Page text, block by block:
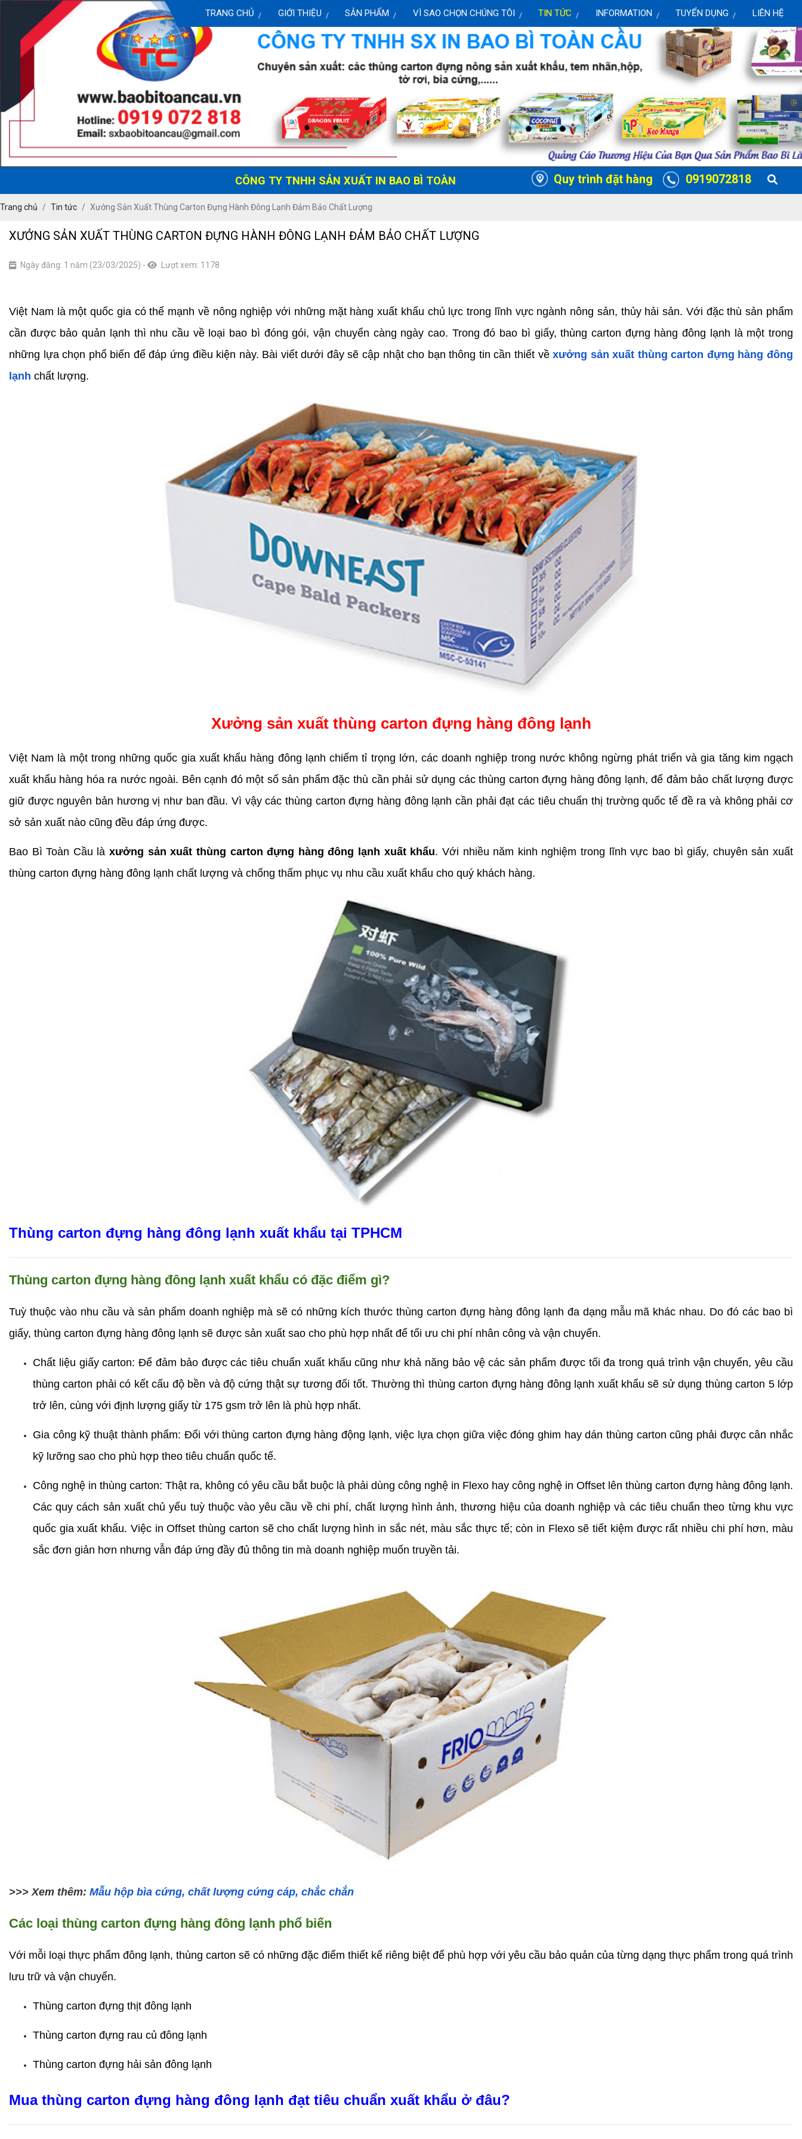
CÔNG TY TNHH SẢN XUẤT IN BAO BÌ TOÀN CẦU - HOTLINE: 0919 072 818Quy trình đặt hàng 0919072818
TRANG CHỦ GIỚI THIỆU SẢN PHẨM VÌ SAO CHỌN CHÚNG TÔI TIN TỨC INFORMATION TUYỂN DỤNG LIÊN HỆ
Trang chủ Tin tức Xưởng Sản Xuất Thùng Carton Đựng Hành Đông Lạnh Đảm Bảo Chất Lượng
XƯỞNG SẢN XUẤT THÙNG CARTON ĐỰNG HÀNH ĐÔNG LẠNH ĐẢM BẢO CHẤT LƯỢNG
Ngày đăng: 1 năm (23/03/2025) - Lượt xem: 1178
Việt Nam là một quốc gia có thế mạnh về nông nghiệp với những mặt hàng xuất khẩu chủ lực trong lĩnh vực ngành nông sản, thủy hải sản. Với đặc thù sản phẩm
cần được bảo quản lạnh thì nhu cầu về loại bao bì đóng gói, vận chuyển càng ngày cao. Trong đó bao bì giấy, thùng carton đựng hàng đông lạnh là một trong
những lựa chọn phổ biến để đáp ứng điều kiện này. Bài viết dưới đây sẽ cập nhật cho bạn thông tin cần thiết về xưởng sản xuất thùng carton đựng hàng đông
lạnh chất lượng.
Xưởng sản xuất thùng carton đựng hàng đông lạnh
Việt Nam là một trong những quốc gia xuất khẩu hàng đông lạnh chiếm tỉ trọng lớn, các doanh nghiệp trong nước không ngừng phát triển và gia tăng kim ngạch
xuất khẩu hàng hóa ra nước ngoài. Bên cạnh đó một số sản phẩm đặc thù cần phải sử dụng các thùng carton đựng hàng đông lạnh, để đảm bảo chất lượng được
giữ được nguyên bản hương vị như ban đầu. Vì vậy các thùng carton đựng hàng đông lạnh cần phải đạt các tiêu chuẩn thị trường quốc tế đề ra và không phải cơ
sở sản xuất nào cũng đều đáp ứng được.
Bao Bì Toàn Cầu là xưởng sản xuất thùng carton đựng hàng đông lạnh xuất khẩu. Với nhiều năm kinh nghiệm trong lĩnh vực bao bì giấy, chuyên sản xuất
thùng carton đựng hàng đông lạnh chất lượng và chống thấm phục vụ nhu cầu xuất khẩu cho quý khách hàng.
Thùng carton đựng hàng đông lạnh xuất khẩu tại TPHCM
Thùng carton đựng hàng đông lạnh xuất khẩu có đặc điểm gì?
Tuỳ thuộc vào nhu cầu và sản phẩm doanh nghiệp mà sẽ có những kích thước thùng carton đựng hàng đông lạnh đa dạng mẫu mã khác nhau. Do đó các bao bì
giấy, thùng carton đựng hàng đông lạnh sẽ được sản xuất sao cho phù hợp nhất để tối ưu chi phí nhân công và vận chuyển.
Chất liệu giấy carton: Để đảm bảo được các tiêu chuẩn xuất khẩu cũng như khả năng bảo vệ các sản phẩm được tối đa trong quá trình vận chuyển, yêu cầu
thùng carton phải có kết cấu độ bền và độ cứng thật sự tương đối tốt. Thường thì thùng carton đựng hàng đông lạnh xuất khẩu sẽ sử dụng thùng carton 5 lớp
trở lên, cùng với định lượng giấy từ 175 gsm trở lên là phù hợp nhất.
Gia công kỹ thuật thành phẩm: Đối với thùng carton đựng hàng động lạnh, việc lựa chọn giữa việc đóng ghim hay dán thùng carton cũng phải được cân nhắc
kỹ lưỡng sao cho phù hợp theo tiêu chuẩn quốc tế.
Công nghệ in thùng carton: Thật ra, không có yêu cầu bắt buộc là phải dùng công nghệ in Flexo hay công nghệ in Offset lên thùng carton đựng hàng đông lạnh.
Các quy cách sản xuất chủ yếu tuỳ thuộc vào yêu cầu về chi phí, chất lượng hình ảnh, thương hiệu của doanh nghiệp và các tiêu chuẩn theo từng khu vực
quốc gia xuất khẩu. Việc in Offset thùng carton sẽ cho chất lượng hình in sắc nét, màu sắc thực tế; còn in Flexo sẽ tiết kiệm được rất nhiều chi phí hơn, màu
sắc đơn giản hơn nhưng vẫn đáp ứng đầy đủ thông tin mà doanh nghiệp muốn truyền tải.
>>> Xem thêm: Mẫu hộp bìa cứng, chất lượng cứng cáp, chắc chắn
Các loại thùng carton đựng hàng đông lạnh phổ biến
Với mỗi loại thực phẩm đông lạnh, thùng carton sẽ có những đặc điểm thiết kế riêng biệt để phù hợp với yêu cầu bảo quản của từng dạng thực phẩm trong quá trình
lưu trữ và vận chuyển.
Thùng carton đựng thịt đông lạnh
Thùng carton đựng rau củ đông lạnh
Thùng carton đựng hải sản đông lạnh
Mua thùng carton đựng hàng đông lạnh đạt tiêu chuẩn xuất khẩu ở đâu?